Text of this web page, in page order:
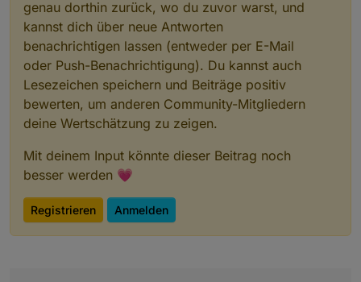
App auf Handy aufrufen
"ich" (rechts unten) aufrufen
genau dorthin zurück, wo du zuvor warst, und
kannst dich über neue Antworten
benachrichtigen lassen (entweder per E-Mail
oder Push-Benachrichtigung). Du kannst auch
Lesezeichen speichern und Beiträge positiv
bewerten, um anderen Community-Mitgliedern
deine Wertschätzung zu zeigen.
Mit deinem Input könnte dieser Beitrag noch
besser werden 💗
Registrieren Anmelden